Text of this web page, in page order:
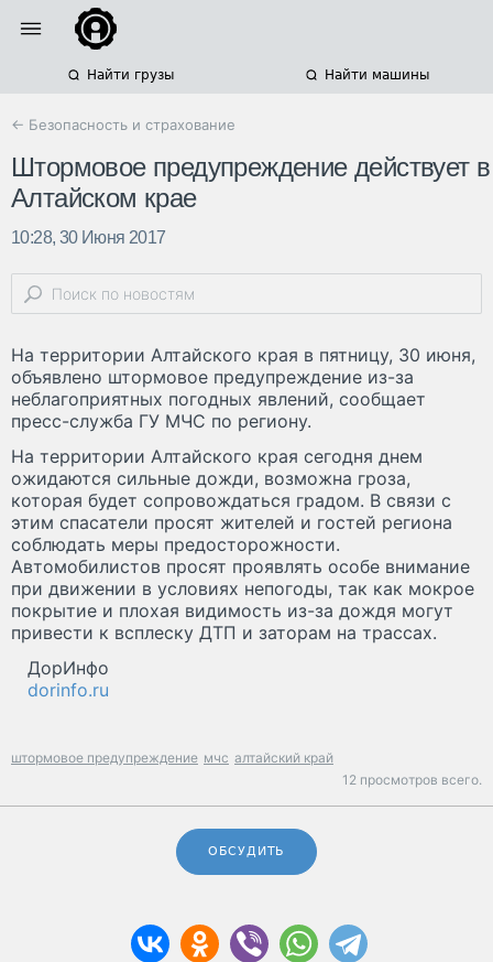
Найти грузы Найти машины
← Безопасность и страхование
Штормовое предупреждение действует в
Алтайском крае
10:28, 30 Июня 2017
На территории Алтайского края в пятницу, 30 июня,
объявлено штормовое предупреждение из-за
неблагоприятных погодных явлений, сообщает
пресс-служба ГУ МЧС по региону.
На территории Алтайского края сегодня днем
ожидаются сильные дожди, возможна гроза,
которая будет сопровождаться градом. В связи с
этим спасатели просят жителей и гостей региона
соблюдать меры предосторожности.
Автомобилистов просят проявлять особе внимание
при движении в условиях непогоды, так как мокрое
покрытие и плохая видимость из-за дождя могут
привести к всплеску ДТП и заторам на трассах.
ДорИнфо
dorinfo.ru
штормовое предупреждение мчс алтайский край
12 просмотров всего.
ОБСУДИТЬ